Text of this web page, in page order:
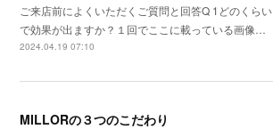
ご来店前によくいただくご質問と回答Q 1どのくらい
で効果が出ますか？１回でここに載っている画像…
2024.04.19 07:10
MILLORの３つのこだわり